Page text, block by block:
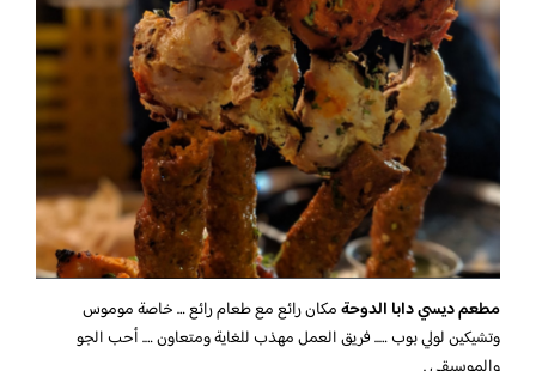
مطعم ديسي دابا الدوحةمكان رائع مع طعام رائع … خاصة موموس
وتشيكين لولي بوب ….. فريق العمل مهذب للغاية ومتعاون …. أحب الجو